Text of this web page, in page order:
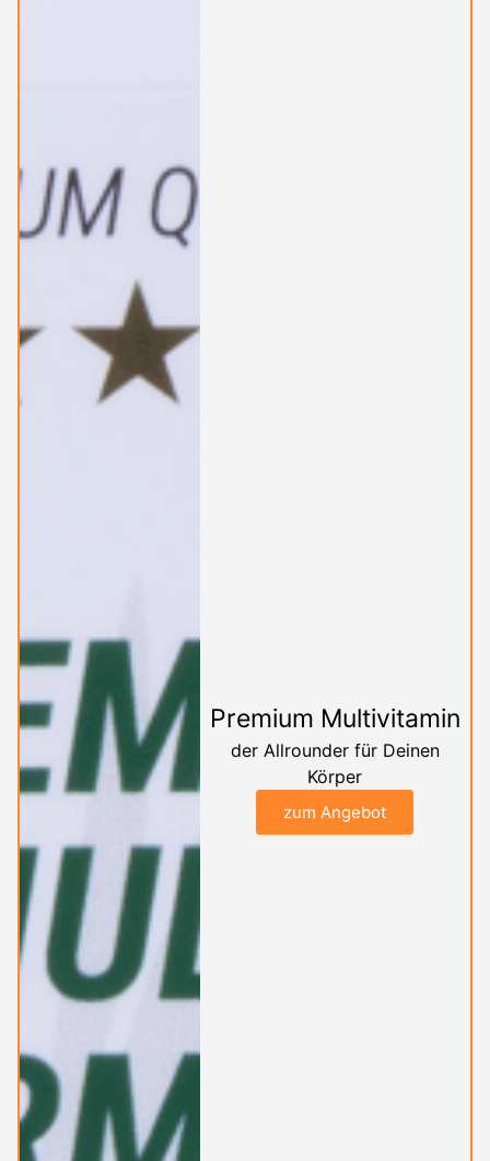
Premium Multivitamin
der Allrounder für Deinen
Körper
zum Angebot